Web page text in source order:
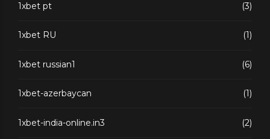
1xbet pt (3)
1xbet RU (1)
1xbet russian1 (6)
1xbet-azerbaycan (1)
1xbet-india-online.in3 (2)